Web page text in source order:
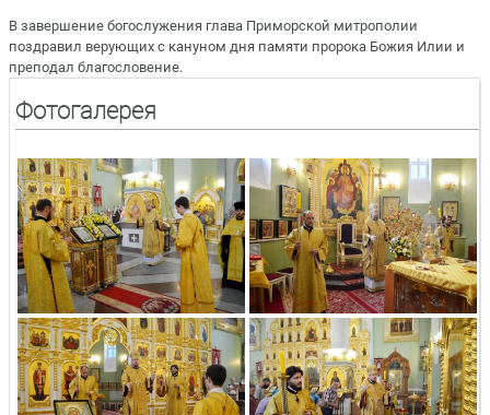
В завершение богослужения глава Приморской митрополии
поздравил верующих с кануном дня памяти пророка Божия Илии и
преподал благословение.
Фотогалерея